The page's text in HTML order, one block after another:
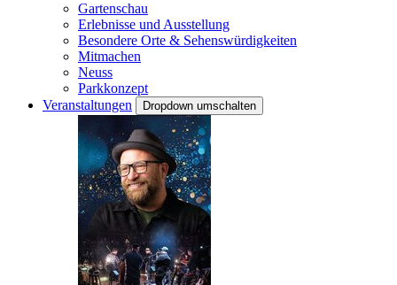
Gartenschau
Erlebnisse und Ausstellung
Besondere Orte & Sehenswürdigkeiten
Mitmachen
Neuss
Parkkonzept
Veranstaltungen
Dropdown umschalten